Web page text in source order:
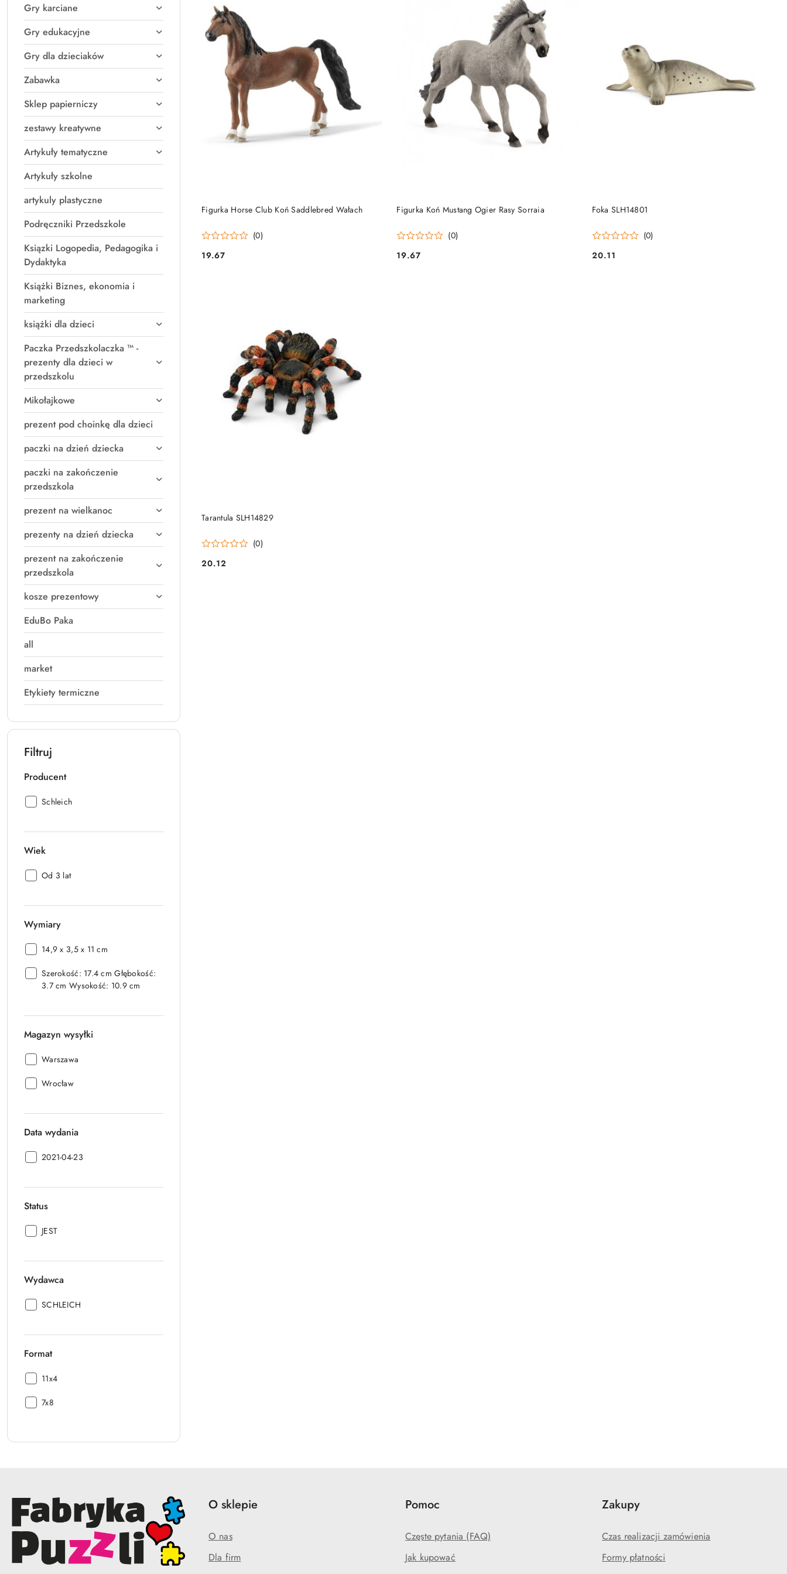
Gry karciane
Gry edukacyjne
Gry dla dzieciaków
Zabawka
Sklep papierniczy
zestawy kreatywne
Artykuły tematyczne
Artykuły szkolne
artykuly plastyczne
Podręczniki Przedszkole
Ksiązki Logopedia, Pedagogika i
Dydaktyka
Książki Biznes, ekonomia i
marketing
książki dla dzieci
Paczka Przedszkolaczka ™ -
prezenty dla dzieci w
przedszkolu
Mikołajkowe
prezent pod choinkę dla dzieci
paczki na dzień dziecka
paczki na zakończenie
przedszkola
prezent na wielkanoc
prezenty na dzień dziecka
prezent na zakończenie
przedszkola
kosze prezentowy
EduBo Paka
all
market
Etykiety termiczne
Filtruj
Producent
Producent:
Schleich
Wiek
Wiek:
Od 3 lat
Wymiary
Wymiary:
14,9 x 3,5 x 11 cm
Wymiary:
Szerokość: 17.4 cm Głębokość:
3.7 cm Wysokość: 10.9 cm
Magazyn wysyłki
Magazyn
Warszawa
Magazyn
Wrocław
Data wydania
Data
2021-04-23
Status
Status:
JEST
Wydawca
Wydawca:
SCHLEICH
Format
Format:
11x4
Format:
7x8
Figurka Horse Club Koń Saddlebred Wałach
(0)
Cena:
19.67
PRODUKT NIEDOSTĘPNY Figurka Koń Mustang Ogier Rasy Sorraia
(0)
Cena:
19.67
PRODUKT NIEDOSTĘPNY Foka SLH14801
(0)
Cena:
20.11
PRODUKT NIEDOSTĘPNY
Tarantula SLH14829
(0)
Cena:
20.12
PRODUKT NIEDOSTĘPNY
O sklepie
O nas
Dla firm
Pomoc
Częste pytania (FAQ)
Jak kupować
Zakupy
Czas realizacji zamówienia
Formy płatności